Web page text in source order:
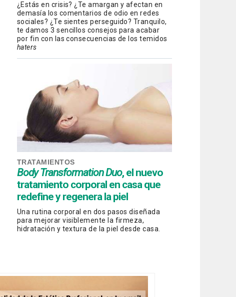
¿Estás en crisis? ¿Te amargan y afectan en
demasía los comentarios de odio en redes
sociales? ¿Te sientes perseguido? Tranquilo,
te damos 3 sencillos consejos para acabar
por fin con las consecuencias de los temidos
haters
TRATAMIENTOS
Body Transformation Duo, el nuevo
tratamiento corporal en casa que
redefine y regenera la piel
Una rutina corporal en dos pasos diseñada
para mejorar visiblemente la firmeza,
hidratación y textura de la piel desde casa.